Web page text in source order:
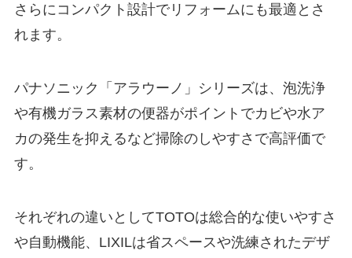
さらにコンパクト設計でリフォームにも最適とさ
れます。
パナソニック「アラウーノ」シリーズは、泡洗浄
や有機ガラス素材の便器がポイントでカビや水ア
カの発生を抑えるなど掃除のしやすさで高評価で
す。
それぞれの違いとしてTOTOは総合的な使いやすさ
や自動機能、LIXILは省スペースや洗練されたデザ